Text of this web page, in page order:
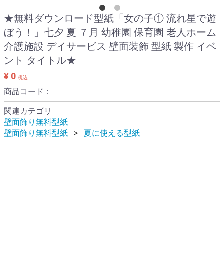
★無料ダウンロード型紙「女の子① 流れ星で遊
ぼう！」七夕 夏 ７月 幼稚園 保育園 老人ホーム
介護施設 デイサービス 壁面装飾 型紙 製作 イベ
ント タイトル★
¥ 0 税込
商品コード：
関連カテゴリ
壁面飾り無料型紙
壁面飾り無料型紙
夏に使える型紙